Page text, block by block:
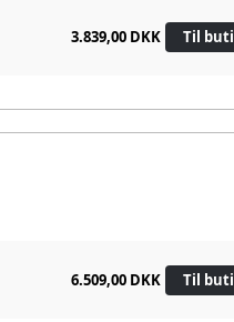
3.839,00 DKK Til
6.509,00 DKK Til